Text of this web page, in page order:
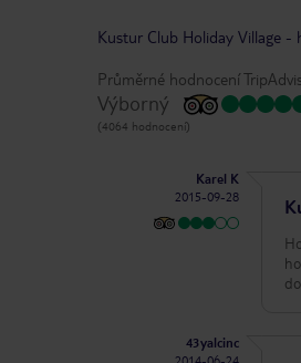
Kustur Club Holiday Village -
Průměrné hodnocení
Výborný
(4064 hodnocení)
Karel K
2015-09-28
43yalcinc